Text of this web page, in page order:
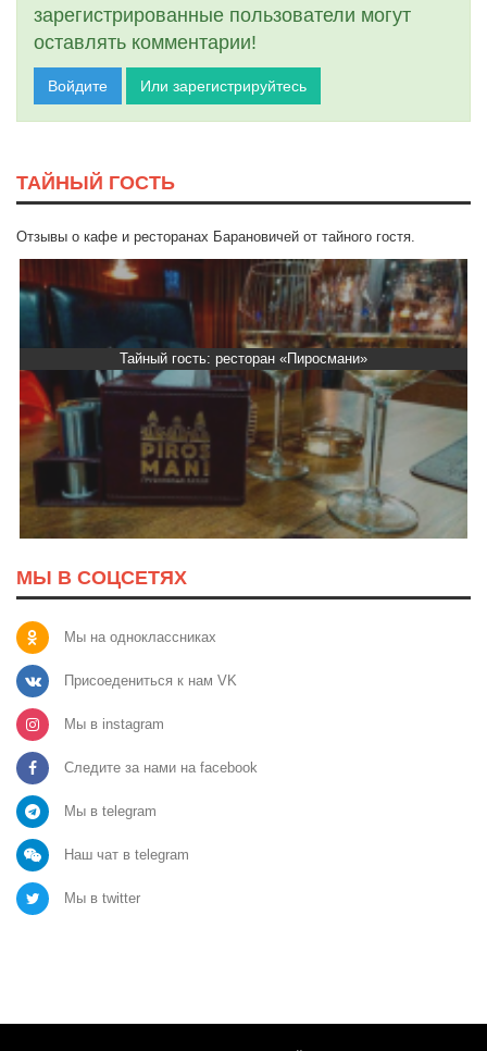
зарегистрированные пользователи могут
оставлять комментарии!
Войдите Или зарегистрируйтесь
ТАЙНЫЙ ГОСТЬ
Отзывы о кафе и ресторанах Барановичей от тайного гостя.
Тайный гость: ресторан «Пиросмани»
МЫ В СОЦСЕТЯХ
Мы на одноклассниках
Присоедениться к нам VK
Мы в instagram
Следите за нами на facebook
Мы в telegram
Наш чат в telegram
Мы в twitter